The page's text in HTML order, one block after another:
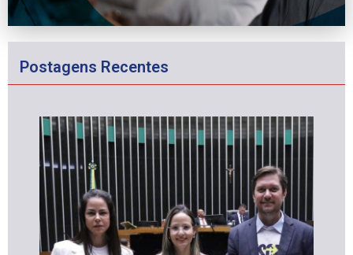
Postagens Recentes